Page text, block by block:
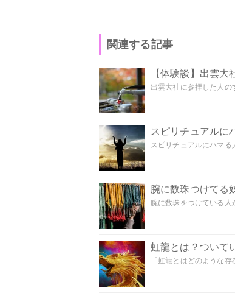
関連する記事
【体験談】出雲
出雲大社に参拝した人
スピリチュアルに
スピリチュアルにハマ
腕に数珠つけてる
腕に数珠をつけている
虹龍とは？ついて
「虹龍とはどのような